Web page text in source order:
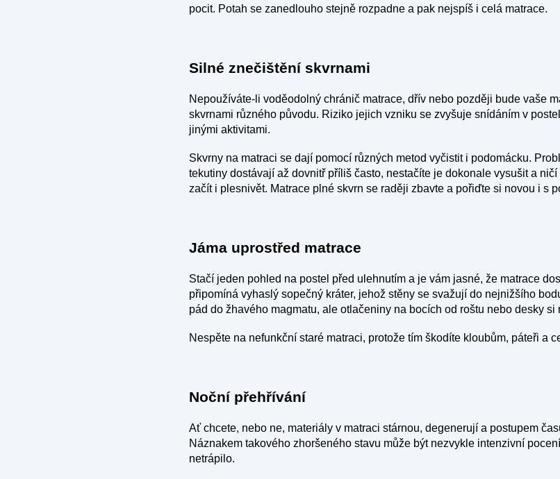
pocit. Potah se zanedlouho stejně rozpadne a pak nejspíš i celá matrace.
Silné znečištění skvrnami
Nepoužíváte-li voděodolný chránič matrace, dřív nebo později bude vaše
skvrnami různého původu. Riziko jejich vzniku se zvyšuje snídáním v
jinými aktivitami.
Skvrny na matraci se dají pomocí různých metod vyčistit i podomácku.
tekutiny dostávají až dovnitř příliš často, nestačíte je dokonale vysušit a
začít i plesnivět. Matrace plné skvrn se raději zbavte a pořiďte si novou i s
Jáma uprostřed matrace
Stačí jeden pohled na postel před ulehnutím a je vám jasné, že matrace
připomíná vyhaslý sopečný kráter, jehož stěny se svažují do nejnižšího
pád do žhavého magmatu, ale otlačeniny na bocích od roštu nebo desky si
Nespěte na nefunkční staré matraci, protože tím škodíte kloubům, páteři a
Noční přehřívání
Ať chcete, nebo ne, materiály v matraci stárnou, degenerují a postupem
Náznakem takového zhoršeného stavu může být nezvykle intenzivní
netrápilo.